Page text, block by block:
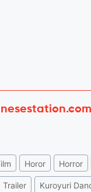
Horor Horror
Trailer Kuroyuri